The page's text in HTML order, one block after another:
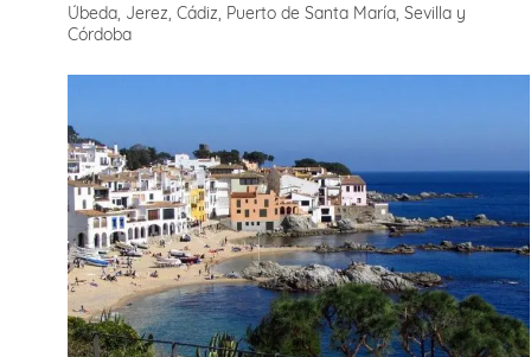
Úbeda, Jerez, Cádiz, Puerto de Santa María, Sevilla y
Córdoba